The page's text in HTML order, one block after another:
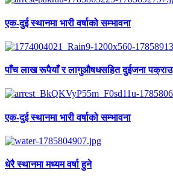
एक-दुई स्थानमा भारी वर्षाको सम्भावना
पाँच लाख रूपैयाँ र लागुऔषधसहित दुईजना पक्राउ
एक-दुई स्थानमा भारी वर्षाको सम्भावना
धेरै स्थानमा मध्यम वर्षा हुने